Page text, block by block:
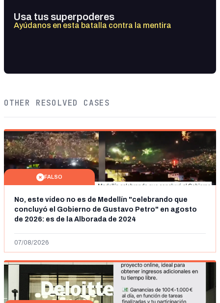
Usa tus superpoderes
Ayúdanos en esta batalla contra la mentira
OTHER RESOLVED CASES
FALSO
No, este vídeo no es de Medellín "celebrando que
concluyó el Gobierno de Gustavo Petro" en agosto
de 2026: es de la Alborada de 2024
07/08/2026